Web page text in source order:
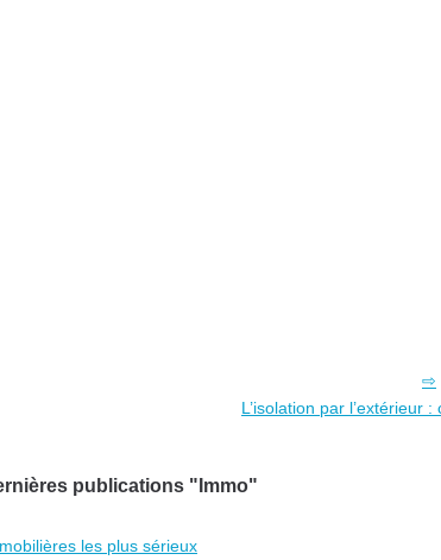
L’isolation par l’extérieur
publications "Immo"
les plus sérieux